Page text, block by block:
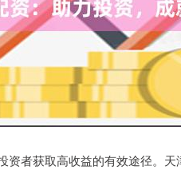
资者获取高收益的有效途径。